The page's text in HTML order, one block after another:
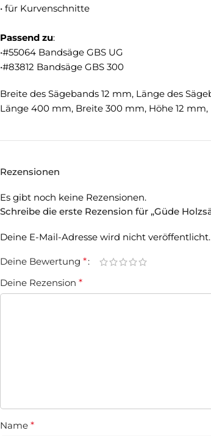
• für Kurvenschnitte
Passend zu:
•#55064 Bandsäge GBS UG
•#83812 Bandsäge GBS 300
Breite des Sägebands 12 mm, Länge des
Länge 400 mm, Breite 300 mm, Höhe 12
Rezensionen
Es gibt noch keine Rezensionen.
Schreibe die erste Rezension für „Güde
Deine E-Mail-Adresse wird nicht veröffentlicht.
Deine Bewertung *
Deine Rezension *
Name *